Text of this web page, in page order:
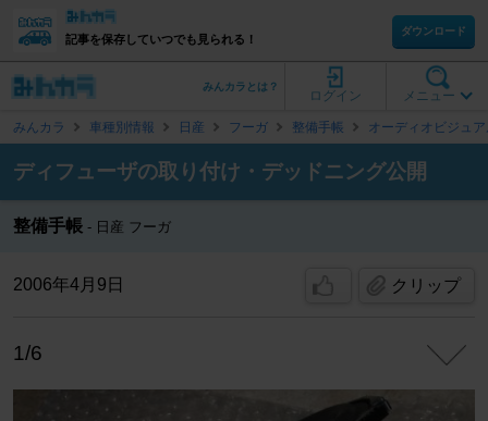
記事を保存していつでも見られる！
ダウンロード
メニュー
ログイン
みんカラとは？
みんカラ 車種別情報 日産 フーガ 整備手帳 オーディオビジュ
ディフューザの取り付け・デッドニング公開
整備手帳 日産 フーガ
2006年4月9日 クリップ
1/6